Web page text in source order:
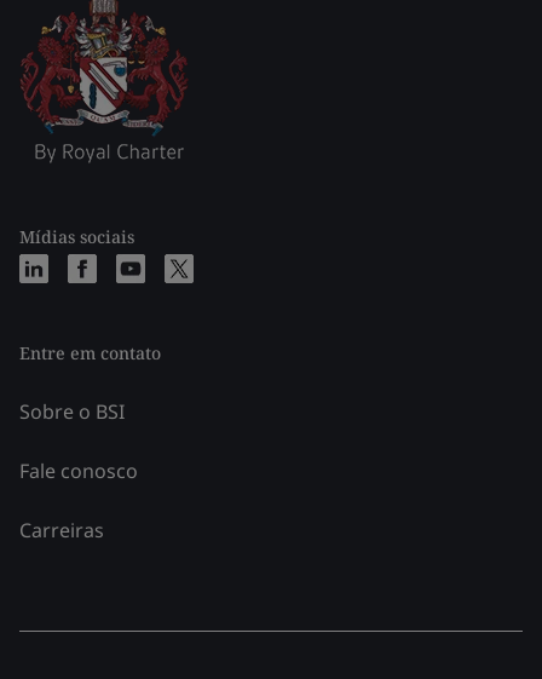
Mídias sociais
Entre em contato
Sobre o BSI
Fale conosco
Carreiras